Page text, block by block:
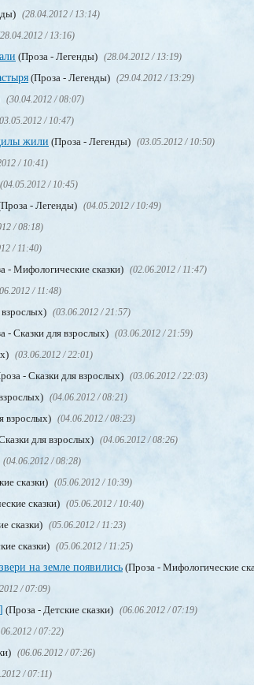
(28.04.2012 / 13:14)
/ 13:16)
(Проза - Легенды) (28.04.2012 / 13:19)
(Проза - Легенды) (29.04.2012 / 13:29)
(30.04.2012 / 08:07)
/ 10:47)
жили (Проза - Легенды) (03.05.2012 / 10:50)
/ 10:41)
(04.05.2012 / 10:45)
- Легенды) (04.05.2012 / 10:49)
/ 08:18)
/ 11:40)
- Мифологические сказки) (02.06.2012 / 11:47)
/ 11:48)
(03.06.2012 / 21:57)
- Сказки для взрослых) (03.06.2012 / 21:59)
(03.06.2012 / 22:01)
- Сказки для взрослых) (03.06.2012 / 22:03)
(04.06.2012 / 08:21)
взрослых) (04.06.2012 / 08:23)
для взрослых) (04.06.2012 / 08:26)
(04.06.2012 / 08:28)
сказки) (05.06.2012 / 10:39)
сказки) (05.06.2012 / 10:40)
сказки) (05.06.2012 / 11:23)
сказки) (05.06.2012 / 11:25)
на земле появились (Проза - Мифологические
/ 07:09)
(Проза - Детские сказки) (06.06.2012 / 07:19)
/ 07:22)
(06.06.2012 / 07:26)
/ 07:11)